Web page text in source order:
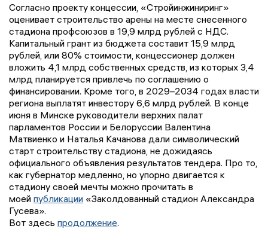
Согласно проекту концессии, «Стройинжиниринг»
оценивает строительство арены на месте снесенного
стадиона профсоюзов в 19,9 млрд рублей с НДС.
Капитальный грант из бюджета составит 15,9 млрд
рублей, или 80% стоимости, концессионер должен
вложить 4,1 млрд собственных средств, из которых 3,4
млрд планируется привлечь по соглашению о
финансировании. Кроме того, в 2029–2034 годах власти
региона выплатят инвестору 6,6 млрд рублей. В конце
июня в Минске руководители верхних палат
парламентов России и Белоруссии Валентина
Матвиенко и Наталья Качанова дали символический
старт строительству стадиона, не дожидаясь
официального объявления результатов тендера. Про то,
как губернатор медленно, но упорно двигается к
стадиону своей мечты можно прочитать в
моей публикации «Заколдованный стадион Александра
Гусева».
Вот здесь продолжение.